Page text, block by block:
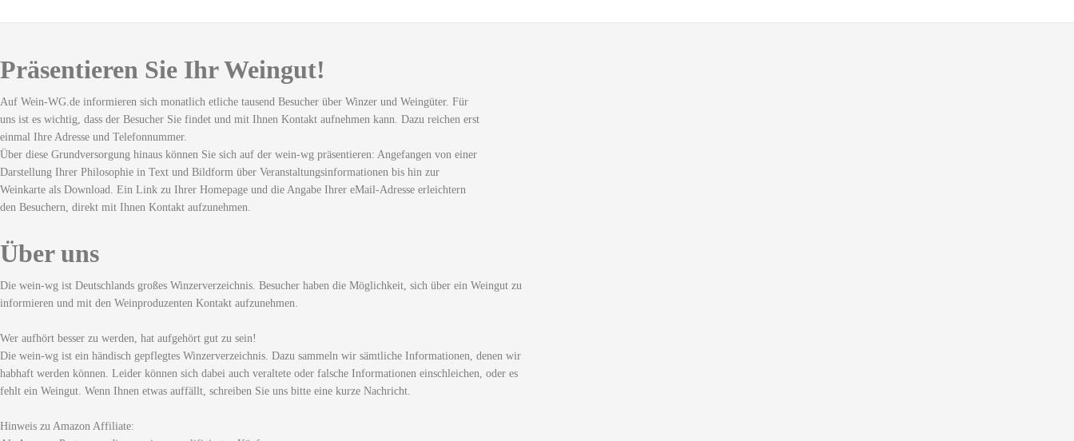
Präsentieren Sie Ihr Weingut!
Auf Wein-WG.de informieren sich monatlich etliche tausend Besucher über Winzer und Weingüter. Für
uns ist es wichtig, dass der Besucher Sie findet und mit Ihnen Kontakt aufnehmen kann. Dazu reichen erst
einmal Ihre Adresse und Telefonnummer.
Über diese Grundversorgung hinaus können Sie sich auf der wein-wg präsentieren: Angefangen von einer
Darstellung Ihrer Philosophie in Text und Bildform über Veranstaltungsinformationen bis hin zur
Weinkarte als Download. Ein Link zu Ihrer Homepage und die Angabe Ihrer eMail-Adresse erleichtern
den Besuchern, direkt mit Ihnen Kontakt aufzunehmen.
Über uns
Die wein-wg ist Deutschlands großes Winzerverzeichnis. Besucher haben die Möglichkeit, sich über ein Weingut zu
informieren und mit den Weinproduzenten Kontakt aufzunehmen.
Wer aufhört besser zu werden, hat aufgehört gut zu sein!
Die wein-wg ist ein händisch gepflegtes Winzerverzeichnis. Dazu sammeln wir sämtliche Informationen, denen wir
habhaft werden können. Leider können sich dabei auch veraltete oder falsche Informationen einschleichen, oder es
fehlt ein Weingut. Wenn Ihnen etwas auffällt, schreiben Sie uns bitte eine kurze Nachricht.
Hinweis zu Amazon Affiliate: